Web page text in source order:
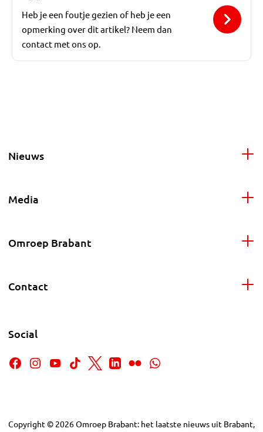
Heb je een foutje gezien of heb je een
opmerking over dit artikel? Neem dan
contact met ons op.
Nieuws
Media
Omroep Brabant
Contact
Social
Copyright © 2026Omroep Brabant: het laatste nieuws uit Brabant,